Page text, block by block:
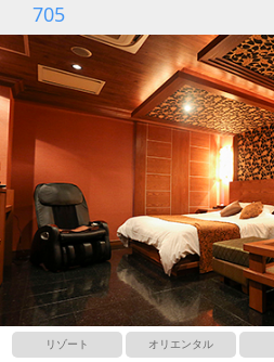
705
リゾート オリエンタル